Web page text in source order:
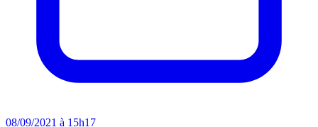
08/09/2021 à 15h17